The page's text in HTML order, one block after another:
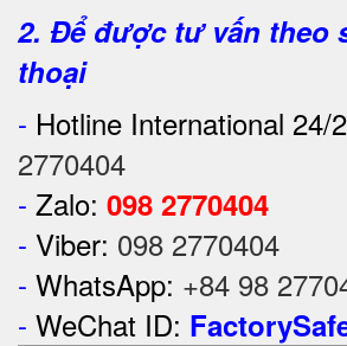
2. Để được tư vấn theo
thoại
- Hotline International 24/
2770404
- Zalo: 098 2770404
- Viber: 098 2770404
- WhatsApp: +84 98
- WeChat ID: